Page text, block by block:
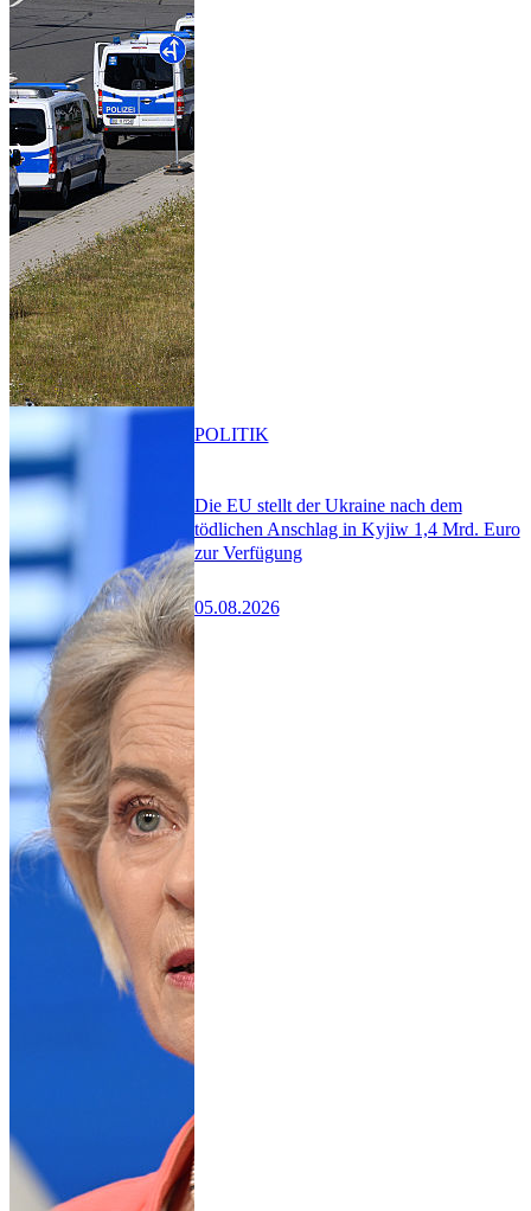
Die EU stellt der Ukraine nach dem
tödlichen Anschlag in Kyjiw 1,4 Mrd. Euro
zur Verfügung
05.08.2026
POLITIK